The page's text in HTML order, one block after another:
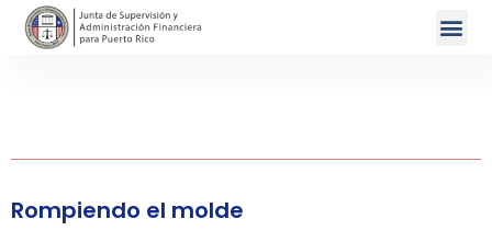
Rompiendo el molde